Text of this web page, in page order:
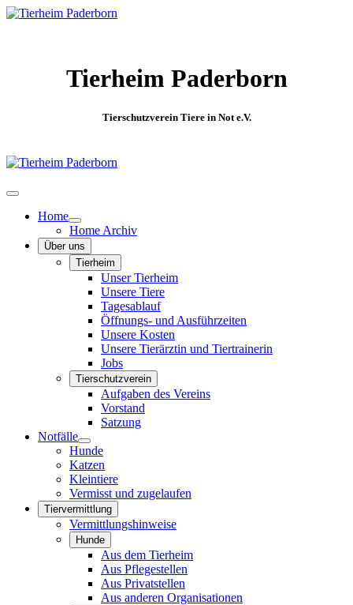
Tierheim Paderborn
Tierschutzverein Tiere in Not e.V.
Home
Home Archiv
Über uns
Tierheim
Unser Tierheim
Unsere Tiere
Tagesablauf
Öffnungs- und Ausführzeiten
Unsere Kosten
Unsere Tierärztin und Tiertrainerin
Jobs
Tierschutzverein
Aufgaben des Vereins
Vorstand
Satzung
Notfälle
Hunde
Katzen
Kleintiere
Vermisst und zugelaufen
Tiervermittlung
Vermittlungshinweise
Hunde
Aus dem Tierheim
Aus Pflegestellen
Aus Privatstellen
Aus anderen Organisationen